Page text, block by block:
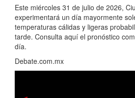
Este miércoles 31 de julio de 2026,
experimentará un día mayormente
temperaturas cálidas y ligeras
tarde. Consulta aquí el pronóstico
día.
Debate.com.mx